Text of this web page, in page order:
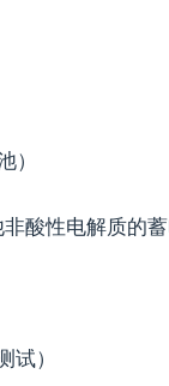
酸性电解质的
）